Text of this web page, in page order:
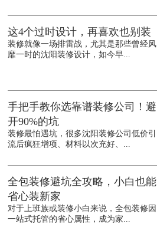
这4个过时设计，再喜欢也别装
装修就像一场排雷战，尤其是那些曾经风
靡一时的沈阳装修设计，如今早...
手把手教你选靠谱装修公司！避
开90%的坑
装修最怕遇坑，很多沈阳装修公司低价引
流后疯狂增项、材料以次充好、...
全包装修避坑全攻略，小白也能
省心装新家
对于上班族或装修小白来说，全包装修因
一站式托管的省心属性，成为家...